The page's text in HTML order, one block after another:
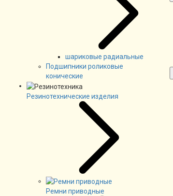
шариковые радиальные
Подшипники роликовые
конические
Резинотехнические изделия
Ремни приводные